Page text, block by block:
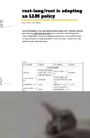
设